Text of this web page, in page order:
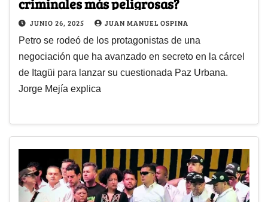
JUNIO 26, 2025 JUAN MANUEL OSPINA
Petro se rodeó de los protagonistas de una
negociación que ha avanzado en secreto en la cárcel
de Itagüi para lanzar su cuestionada Paz Urbana.
Jorge Mejía explica